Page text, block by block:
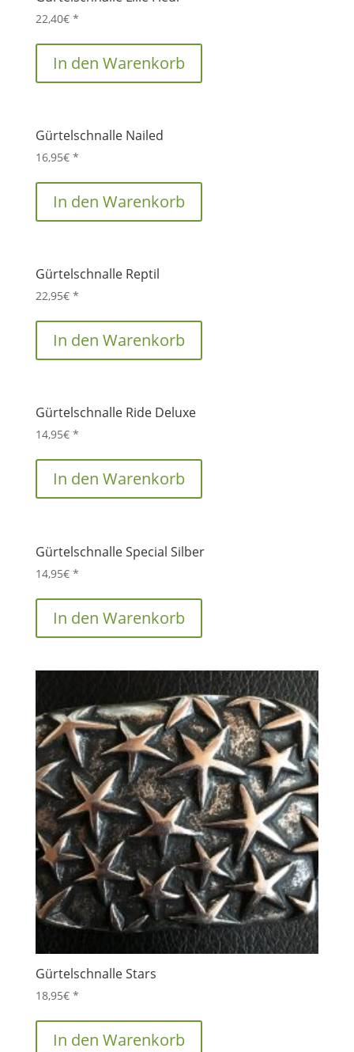
22,40€ *
In den Warenkorb
Gürtelschnalle Nailed
16,95€ *
In den Warenkorb
Gürtelschnalle Reptil
22,95€ *
In den Warenkorb
Gürtelschnalle Ride Deluxe
14,95€ *
In den Warenkorb
Gürtelschnalle Special Silber
14,95€ *
In den Warenkorb
Gürtelschnalle Stars
18,95€ *
In den Warenkorb